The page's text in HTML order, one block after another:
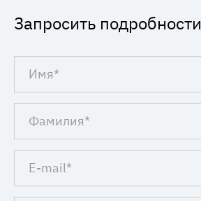
Запросить подробности